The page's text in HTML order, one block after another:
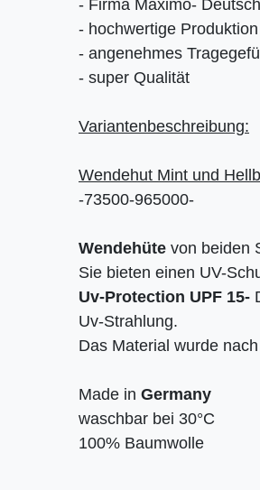
- Firma Maximo-
- hochwertige Produktion
- angenehmes
- super Qualität
Variantenbeschreibung:
Wendehut Mint und
-73500-965000-
Wendehüte von beiden
Sie bieten einen UV-
Uv-Protection UPF 15-
Uv-Strahlung.
Das Material wurde
Made in Germany
waschbar bei 30°C
100% Baumwolle